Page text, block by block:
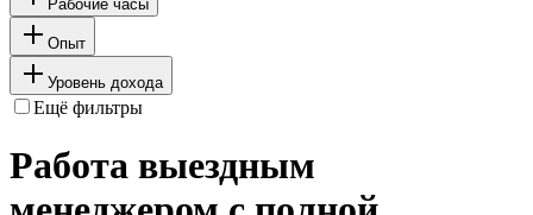
Рабочие часы
Опыт
Уровень дохода
Ещё фильтры
Работа выездным